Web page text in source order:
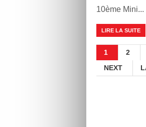
10ème Mini...
LIRE LA SUITE
1 2
NEXT